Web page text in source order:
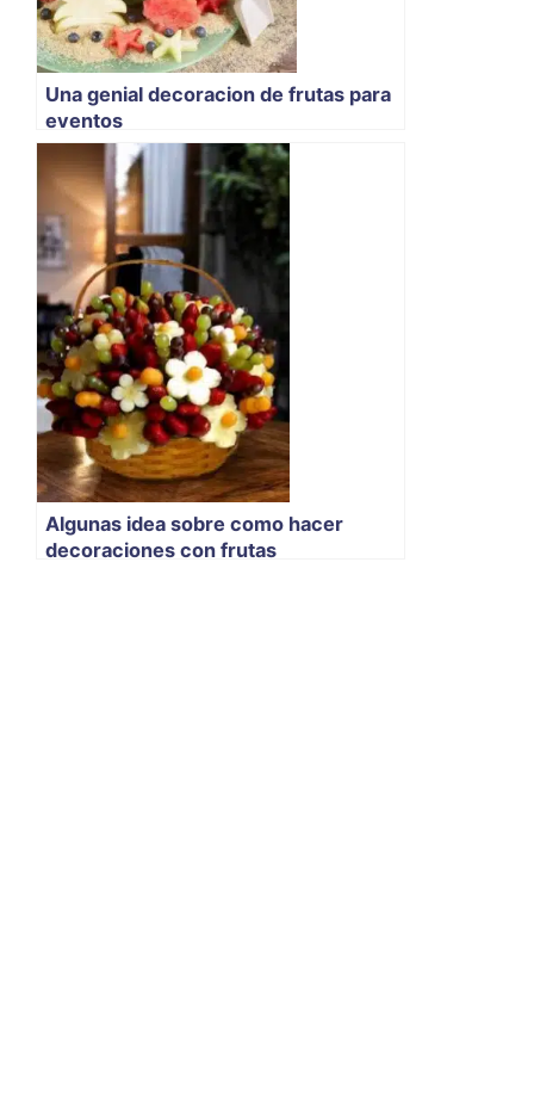
Una genial decoracion de frutas para
eventos
Algunas idea sobre como hacer
decoraciones con frutas